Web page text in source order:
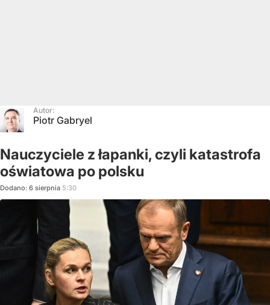
Autor:
Piotr Gabryel
Nauczyciele z łapanki, czyli katastrofa
oświatowa po polsku
Dodano: 6 sierpnia 5:30